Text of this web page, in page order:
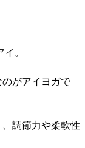
。
がアイヨガで
調節力や柔軟性